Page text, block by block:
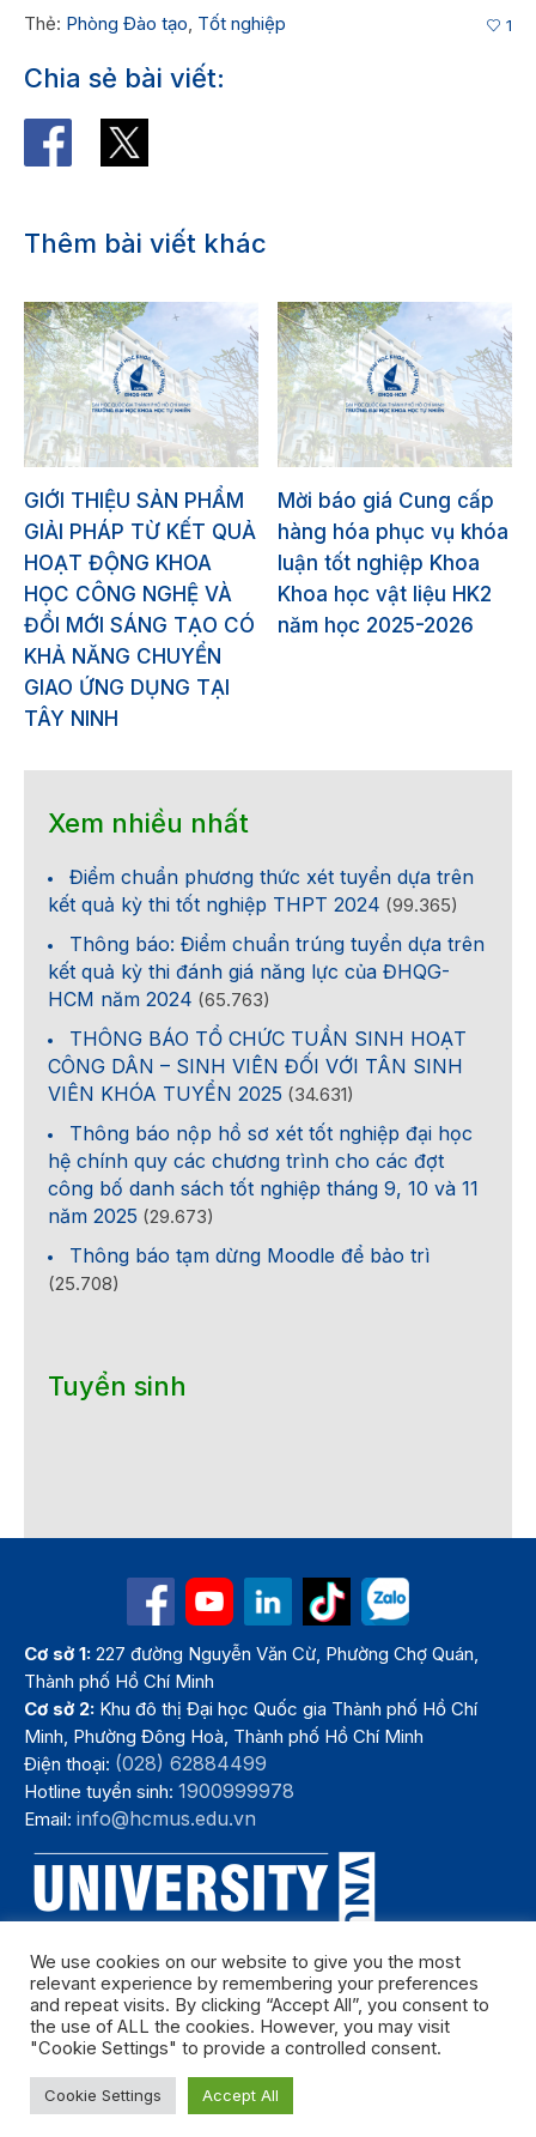
Thẻ: Phòng Đào tạo, Tốt nghiệp 1
Chia sẻ bài viết:
Thêm bài viết khác
GIỚI THIỆU SẢN PHẨM
GIẢI PHÁP TỪ KẾT QUẢ
HOẠT ĐỘNG KHOA
HỌC CÔNG NGHỆ VÀ
ĐỔI MỚI SÁNG TẠO CÓ
KHẢ NĂNG CHUYỂN
GIAO ỨNG DỤNG TẠI
TÂY NINH
Mời báo giá Cung cấp
hàng hóa phục vụ khóa
luận tốt nghiệp Khoa
Khoa học vật liệu HK2
năm học 2025-2026
Xem nhiều nhất
Điểm chuẩn phương thức xét tuyển dựa trên
kết quả kỳ thi tốt nghiệp THPT 2024 (99.365)
Thông báo: Điểm chuẩn trúng tuyển dựa trên
kết quả kỳ thi đánh giá năng lực của ĐHQG-
HCM năm 2024 (65.763)
THÔNG BÁO TỔ CHỨC TUẦN SINH HOẠT
CÔNG DÂN – SINH VIÊN ĐỐI VỚI TÂN SINH
VIÊN KHÓA TUYỂN 2025 (34.631)
Thông báo nộp hồ sơ xét tốt nghiệp đại học
hệ chính quy các chương trình cho các đợt
công bố danh sách tốt nghiệp tháng 9, 10 và 11
năm 2025 (29.673)
Thông báo tạm dừng Moodle để bảo trì
(25.708)
Tuyển sinh
Cơ sở 1: 227 đường Nguyễn Văn Cừ, Phường Chợ Quán,
Thành phố Hồ Chí Minh
Cơ sở 2: Khu đô thị Đại học Quốc gia Thành phố Hồ Chí
Minh, Phường Đông Hoà, Thành phố Hồ Chí Minh
Điện thoại: (028) 62884499
Hotline tuyển sinh:1900999978
Email:info@hcmus.edu.vn
Bản quyền thuộc Trường Đại học Khoa học tự nhiên, Đại học Quốc
gia Thành phố Hồ Chí Minh. Năm 2024
We use cookies on our website to give you the most
relevant experience by remembering your preferences
and repeat visits. By clicking “Accept All”, you consent to
the use of ALL the cookies. However, you may visit
"Cookie Settings" to provide a controlled consent.
Cookie Settings Accept All